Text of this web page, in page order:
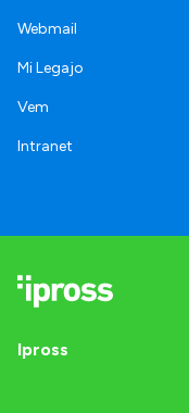
Webmail
Mi Legajo
Vem
Intranet
Ipross